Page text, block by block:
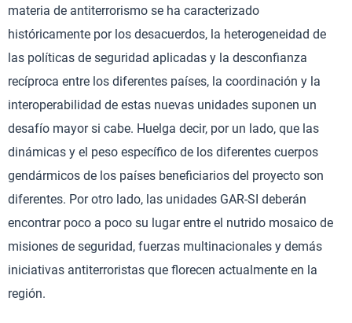
materia de antiterrorismo se ha caracterizado
históricamente por los desacuerdos, la heterogeneidad de
las políticas de seguridad aplicadas y la desconfianza
recíproca entre los diferentes países, la coordinación y la
interoperabilidad de estas nuevas unidades suponen un
desafío mayor si cabe. Huelga decir, por un lado, que las
dinámicas y el peso específico de los diferentes cuerpos
gendármicos de los países beneficiarios del proyecto son
diferentes. Por otro lado, las unidades GAR-SI deberán
encontrar poco a poco su lugar entre el nutrido mosaico de
misiones de seguridad, fuerzas multinacionales y demás
iniciativas antiterroristas que florecen actualmente en la
región.